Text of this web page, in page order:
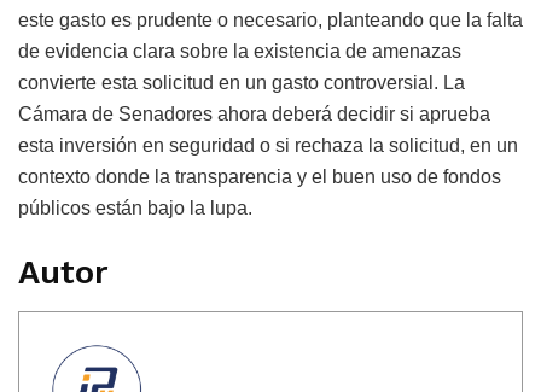
este gasto es prudente o necesario, planteando que la falta
de evidencia clara sobre la existencia de amenazas
convierte esta solicitud en un gasto controversial. La
Cámara de Senadores ahora deberá decidir si aprueba
esta inversión en seguridad o si rechaza la solicitud, en un
contexto donde la transparencia y el buen uso de fondos
públicos están bajo la lupa.
Autor